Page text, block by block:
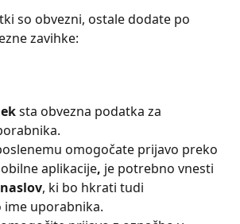
so obvezni, ostale dodate po
zavihke:
sta obvezna podatka za
omogočate prijavo preko
aplikacije, je potrebno vnesti
, ki bo hkrati tudi
uporabnika.